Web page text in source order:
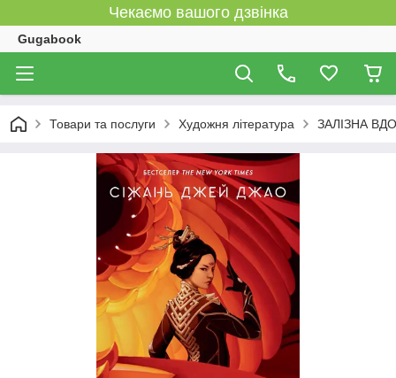
Чекаємо вашого дзвінка
Gugabook
Товари та послуги Художня література ЗАЛІЗНА